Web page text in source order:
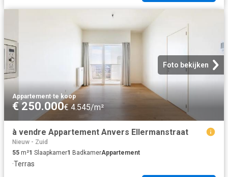
Foto bekijken
Appartement·te koop
€ 250.000€ 4.545/m²
à vendre Appartement Anvers Ellermanstraat
Nieuw - Zuid
55 m²1 Slaapkamer1 BadkamerAppartement
·Terras